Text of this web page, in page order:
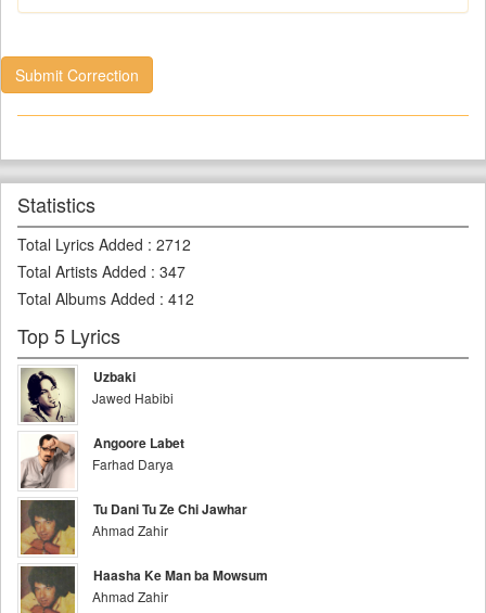
Submit Correction
Statistics
Total Lyrics Added : 2712
Total Artists Added : 347
Total Albums Added : 412
Top 5 Lyrics
Uzbaki
Jawed Habibi
Angoore Labet
Farhad Darya
Tu Dani Tu Ze Chi Jawhar
Ahmad Zahir
Haasha Ke Man ba Mowsum
Ahmad Zahir